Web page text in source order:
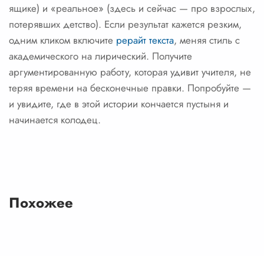
ящике) и «реальное» (здесь и сейчас — про взрослых,
потерявших детство). Если результат кажется резким,
одним кликом включите рерайт текста, меняя стиль с
академического на лирический. Получите
аргументированную работу, которая удивит учителя, не
теряя времени на бесконечные правки. Попробуйте —
и увидите, где в этой истории кончается пустыня и
начинается колодец.
Похожее